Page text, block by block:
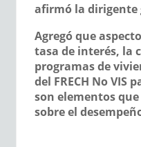
afirmó la dirigente
Agregó que
tasa de interés, la
programas de
del FRECH No VIS
son elementos
sobre el